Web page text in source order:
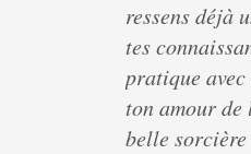
ressens déjà
tes
pratique avec
ton amour
belle